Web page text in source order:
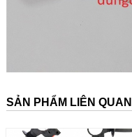
SẢN PHẨM LIÊN QUAN